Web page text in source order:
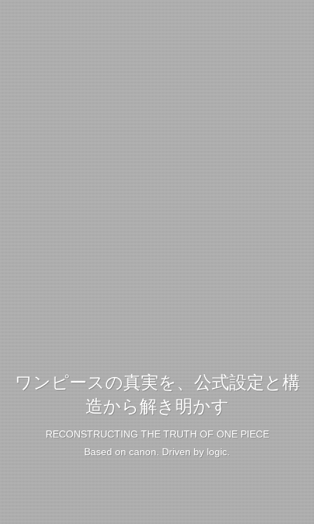
ワンピースの真実を、公式設定と構
造から解き明かす
RECONSTRUCTING THE TRUTH OF ONE PIECE
Based on canon. Driven by logic.